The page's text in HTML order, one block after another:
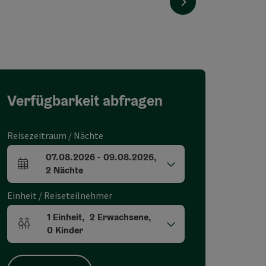
Verfügbarkeit abfragen
Reisezeitraum / Nächte
An- und Abreisefelder
07.08.2026- 09.08.2026,
2 Nächte
Einheit / Reiseteilnehmer
Einheitenanzahl und Personenfelder
1 Einheit, 2 Erwachsene,
0 Kinder